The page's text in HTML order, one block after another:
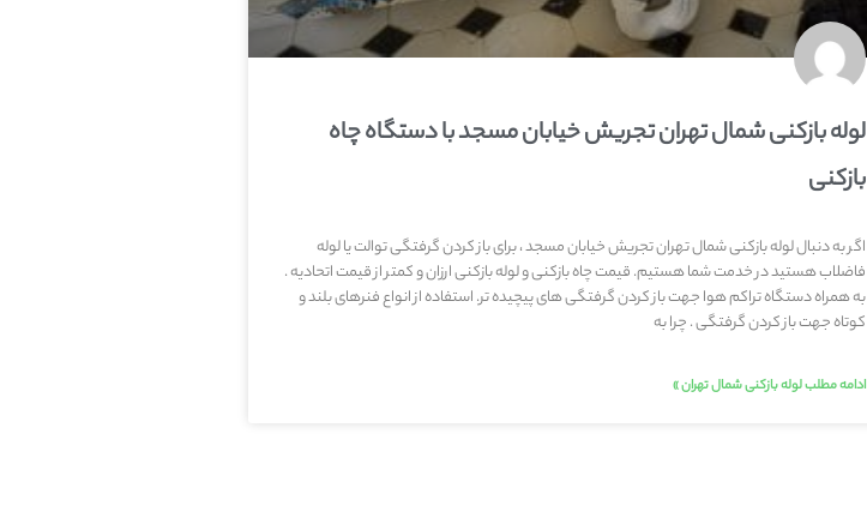
لوله بازکنی شمال تهران تجریش خیابان مسجد با دستگاه چاه
بازکنی
اگر به دنبال لوله بازکنی شمال تهران تجریش خیابان مسجد ، برای باز کردن گرفتگی توالت یا لوله
فاضلاب هستید در خدمت شما هستیم. قیمت چاه بازکنی و لوله بازکنی ارزان و کمتر از قیمت اتحادیه .
به همراه دستگاه تراکم هوا جهت باز کردن گرفتگی های پیچیده تر. استفاده از انواع فنرهای بلند و
کوتاه جهت باز کردن گرفتگی . چرا به
ادامه مطلب لوله بازکنی شمال تهران »